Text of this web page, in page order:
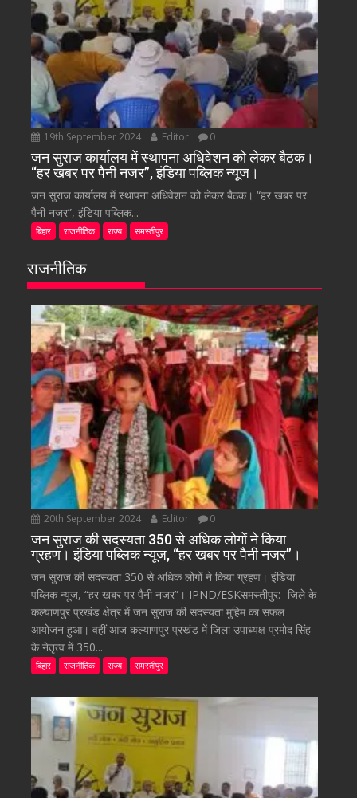
19th September 2024 Editor 0
जन सुराज कार्यालय में स्थापना अधिवेशन को लेकर बैठक।
“हर खबर पर पैनी नजर”, इंडिया पब्लिक न्यूज।
जन सुराज कार्यालय में स्थापना अधिवेशन को लेकर बैठक। “हर खबर पर
पैनी नजर”, इंडिया पब्लिक...
बिहार राजनीतिक राज्य समस्तीपुर
राजनीतिक
20th September 2024 Editor 0
जन सुराज की सदस्यता 350 से अधिक लोगों ने किया
ग्रहण। इंडिया पब्लिक न्यूज, “हर खबर पर पैनी नजर”।
जन सुराज की सदस्यता 350 से अधिक लोगों ने किया ग्रहण। इंडिया
पब्लिक न्यूज, “हर खबर पर पैनी नजर”। IPND/ESKसमस्तीपुर:- जिले के
कल्याणपुर प्रखंड क्षेत्र में जन सुराज की सदस्यता मुहिम का सफल
आयोजन हुआ। वहीं आज कल्याणपुर प्रखंड में जिला उपाध्यक्ष प्रमोद सिंह
के नेतृत्व में 350...
बिहार राजनीतिक राज्य समस्तीपुर